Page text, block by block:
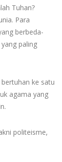
Tuhan?
Para
berbeda-
paling
ke satu
agama yang
politeisme,